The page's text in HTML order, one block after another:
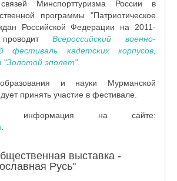
Минспорттуризма России в
программы "Патриотическое
Российской Федерации на 2011-
Всероссийский военно-
фестиваль кадетских корпусов,
"Золотой эполет".
и науки Мурманской
принять участие в фестивале.
информация на сайте:
выставка -
Русь"